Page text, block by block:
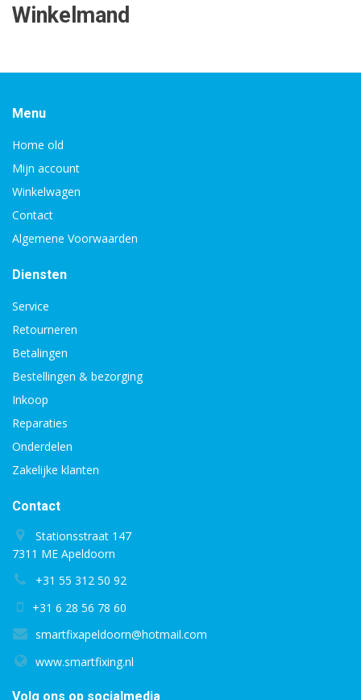
Winkelmand
Menu
Home old
Mijn account
Winkelwagen
Contact
Algemene Voorwaarden
Diensten
Service
Retourneren
Betalingen
Bestellingen & bezorging
Inkoop
Reparaties
Onderdelen
Zakelijke klanten
Contact
Stationsstraat 147
7311 ME Apeldoorn
+31 55 312 50 92
+31 6 28 56 78 60
smartfixapeldoorn@hotmail.com
www.smartfixing.nl
Volg ons op socialmedia